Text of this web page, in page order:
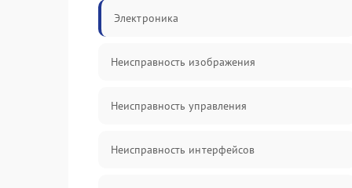
Электроника
Неисправность изображения
Неисправность управления
Неисправность интерфейсов